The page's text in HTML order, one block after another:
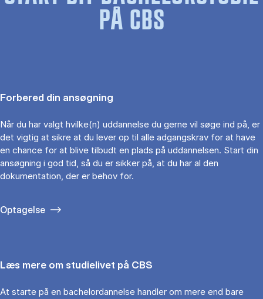
PÅ CBS
Forbered din ansøgning
Når du har valgt hvilke(n) uddannelse du gerne vil søge ind på, er
det vigtig at sikre at du lever op til alle adgangskrav for at have
en chance for at blive tilbudt en plads på uddannelsen. Start din
ansøgning i god tid, så du er sikker på, at du har al den
dokumentation, der er behov for.
Optagelse
Læs mere om studielivet på CBS
At starte på en bachelordannelse handler om mere end bare